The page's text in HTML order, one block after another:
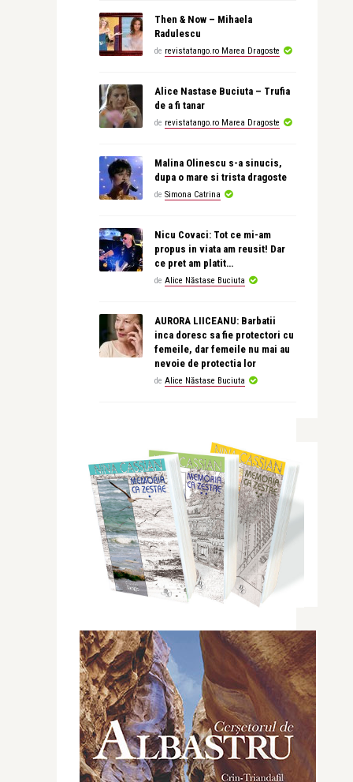
Then & Now – Mihaela
Radulescu
de revistatango.ro Marea Dragoste
Alice Nastase Buciuta – Trufia
de a fi tanar
de revistatango.ro Marea Dragoste
Malina Olinescu s-a sinucis,
dupa o mare si trista dragoste
de Simona Catrina
Nicu Covaci: Tot ce mi-am
propus in viata am reusit! Dar
ce pret am platit…
de Alice Năstase Buciuta
AURORA LIICEANU: Barbatii
inca doresc sa fie protectori cu
femeile, dar femeile nu mai au
nevoie de protectia lor
de Alice Năstase Buciuta